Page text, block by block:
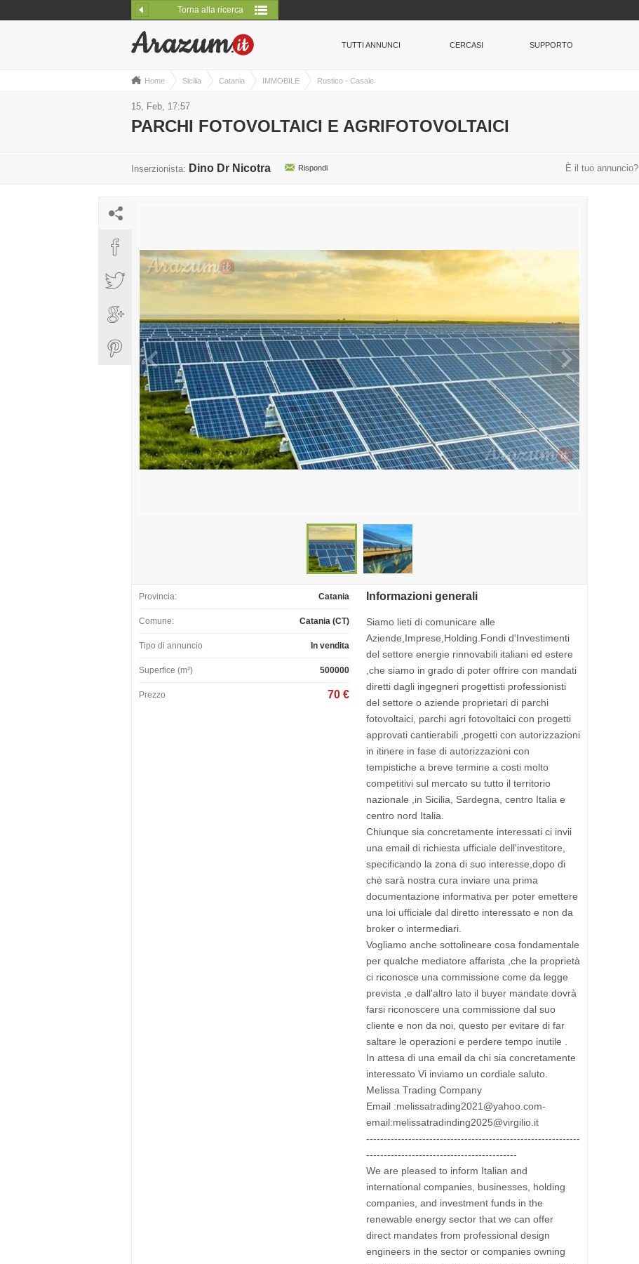
Torna alla ricerca
TUTTI ANNUNCI CERCASI SUPPORTO
Home Sicilia Catania IMMOBILE Rustico - Casale
15, Feb, 17:57
PARCHI FOTOVOLTAICI E AGRIFOTOVOLTAICI
Inserzionista: Dino Dr Nicotra Rispondi È il tuo annuncio?
Provincia: Catania
Comune: Catania (CT)
Tipo di annuncio In vendita
Superfice (m²) 500000
Prezzo 70 €
Informazioni generali
Siamo lieti di comunicare alle
Aziende,Imprese,Holding.Fondi d'Investimenti
del settore energie rinnovabili italiani ed estere
,che siamo in grado di poter offrire con mandati
diretti dagli ingegneri progettisti professionisti
del settore o aziende proprietari di parchi
fotovoltaici, parchi agri fotovoltaici con progetti
approvati cantierabili ,progetti con autorizzazioni
in itinere in fase di autorizzazioni con
tempistiche a breve termine a costi molto
competitivi sul mercato su tutto il territorio
nazionale ,in Sicilia, Sardegna, centro Italia e
centro nord Italia.
Chiunque sia concretamente interessati ci invii
una email di richiesta ufficiale dell'investitore,
specificando la zona di suo interesse,dopo di
chè sarà nostra cura inviare una prima
documentazione informativa per poter emettere
una loi ufficiale dal diretto interessato e non da
broker o intermediari.
Vogliamo anche sottolineare cosa fondamentale
per qualche mediatore affarista ,che la proprietà
ci riconosce una commissione come da legge
prevista ,e dall'altro lato il buyer mandate dovrà
farsi riconoscere una commissione dal suo
cliente e non da noi, questo per evitare di far
saltare le operazioni e perdere tempo inutile .
In attesa di una email da chi sia concretamente
interessato Vi inviamo un cordiale saluto.
Melissa Trading Company
Email :melissatrading2021@yahoo.com-
email:melissatradinding2025@virgilio.it
-------------------------------------------------------------
-------------------------------------------
We are pleased to inform Italian and
international companies, businesses, holding
companies, and investment funds in the
renewable energy sector that we can offer
direct mandates from professional design
engineers in the sector or companies owning